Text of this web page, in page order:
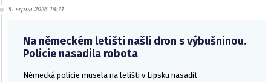
5. srpna 2026 18:31
Na německém letišti našli dron s výbušninou.
Policie nasadila robota
Německá policie musela na letišti v Lipsku nasadit